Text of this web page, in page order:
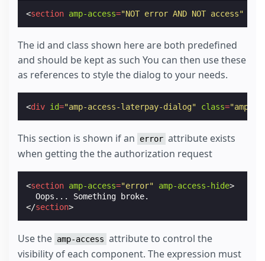
<section amp-access="NOT error AND NOT access"
The id and class shown here are both predefined
and should be kept as such You can then use these
as references to style the dialog to your needs.
<div id="amp-access-laterpay-dialog" class="amp-
This section is shown if an error attribute exists
when getting the the authorization request
<section amp-access="error" amp-access-hide>
</section>
Use the amp-access attribute to control the
visibility of each component. The expression must